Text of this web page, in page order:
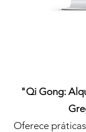
"Qi Gong:
Oferece